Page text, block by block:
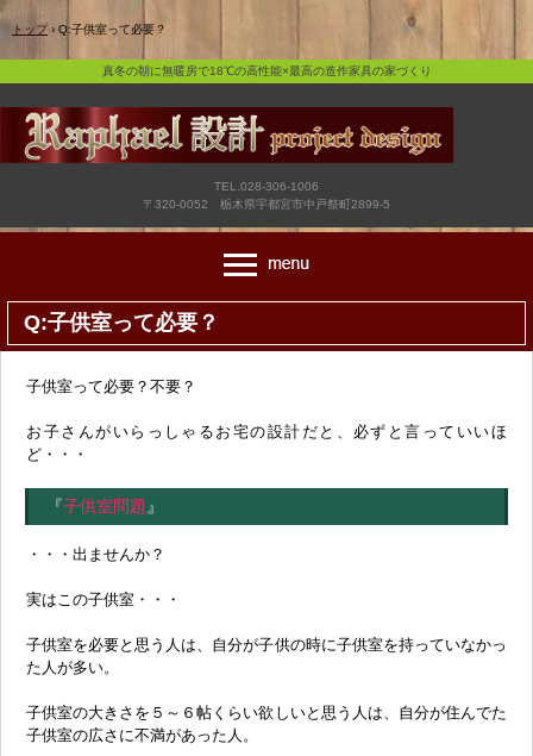
真冬の朝に無暖房で18℃の高性能×最高の造作家具の家づくり
トップ › Q:子供室って必要？
真冬の朝に無暖房で18℃の高性能×最高の造作家具の家づくり
TEL.028-306-1006
〒320-0052 栃木県宇都宮市中戸祭町2899-5
Q:子供室って必要？
子供室って必要？不要？
お子さんがいらっしゃるお宅の設計だと、必ずと言っていいほ
ど・・・
『子供室問題 』
・・・出ませんか？
実はこの子供室・・・
子供室を必要と思う人は、自分が子供の時に子供室を持っていなかっ
た人が多い。
子供室の大きさを５～６帖くらい欲しいと思う人は、自分が住んでた
子供室の広さに不満があった人。